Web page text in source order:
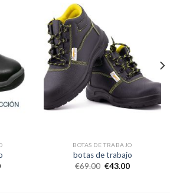
BOTAS DE TRABAJO
botas de trabajo
€69.00 €43.00